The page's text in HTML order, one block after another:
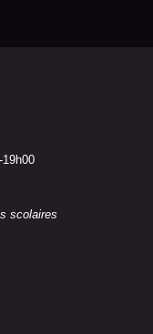
-19h00
scolaires